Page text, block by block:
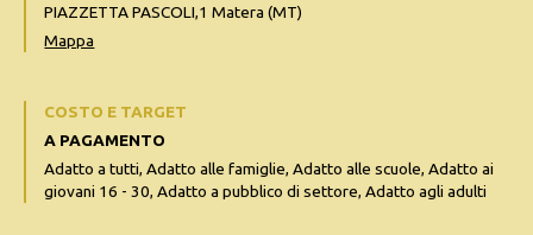
PIAZZETTA PASCOLI,1 Matera (MT)
Mappa
COSTO E TARGET
A PAGAMENTO
Adatto a tutti, Adatto alle famiglie, Adatto alle scuole, Adatto ai
giovani 16 - 30, Adatto a pubblico di settore, Adatto agli adulti